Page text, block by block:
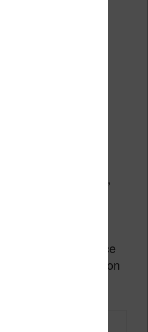
très correct. En
et même s’il y a
peu lourd ou
lire le texte sans
coûte de
?
passer à l’addition,
a un coût.
$0,17 en crédit
la traduction de ce
le coût de traduction
page de texte.